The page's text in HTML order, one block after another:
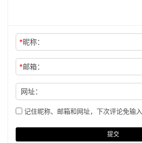
*昵称：
*邮箱：
网址：
记住昵称、邮箱和网址，下次评论免输入
提交